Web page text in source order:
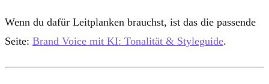
Wenn du dafür Leitplanken brauchst, ist das die passende
Seite: Brand Voice mit KI: Tonalität & Styleguide.